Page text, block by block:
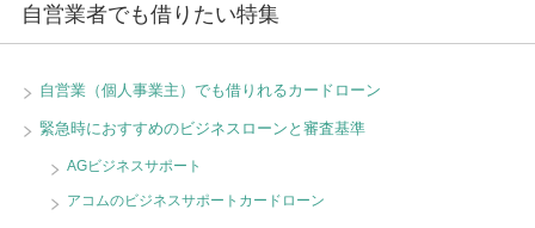
自営業者でも借りたい特集
自営業（個人事業主）でも借りれるカードローン
緊急時におすすめのビジネスローンと審査基準
AGビジネスサポート
アコムのビジネスサポートカードローン